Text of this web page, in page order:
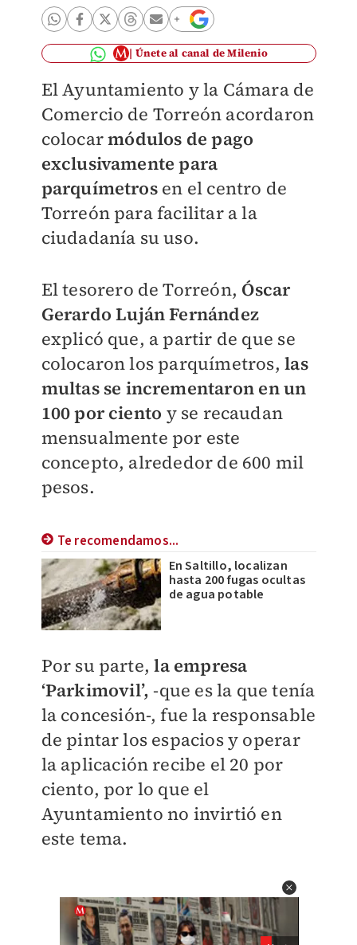
Únete al canal de Milenio
El Ayuntamiento y la Cámara de
Comercio de Torreón acordaron
colocarmódulos de pago
exclusivamente para
parquímetrosen el centro de
Torreón para facilitar a la
ciudadanía su uso.
El tesorero de Torreón, Óscar
Gerardo Luján Fernández
explicó que, a partir de que se
colocaron los parquímetros,las
multas se incrementaron en un
100 por ciento y se recaudan
mensualmente por este
concepto, alrededor de 600 mil
pesos.
Te recomendamos...
En Saltillo, localizan
hasta 200 fugas ocultas
de agua potable
Por su parte, la empresa
‘Parkimovil’, -que es la que tenía
la concesión-, fue la responsable
de pintar los espacios y operar
la aplicación recibe el 20 por
ciento, por lo que el
Ayuntamiento no invirtió en
este tema.